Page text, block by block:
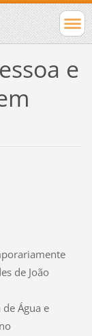
e
de João
Água e